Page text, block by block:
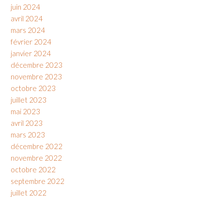
juin 2024
avril 2024
mars 2024
février 2024
janvier 2024
décembre 2023
novembre 2023
octobre 2023
juillet 2023
mai 2023
avril 2023
mars 2023
décembre 2022
novembre 2022
octobre 2022
septembre 2022
juillet 2022